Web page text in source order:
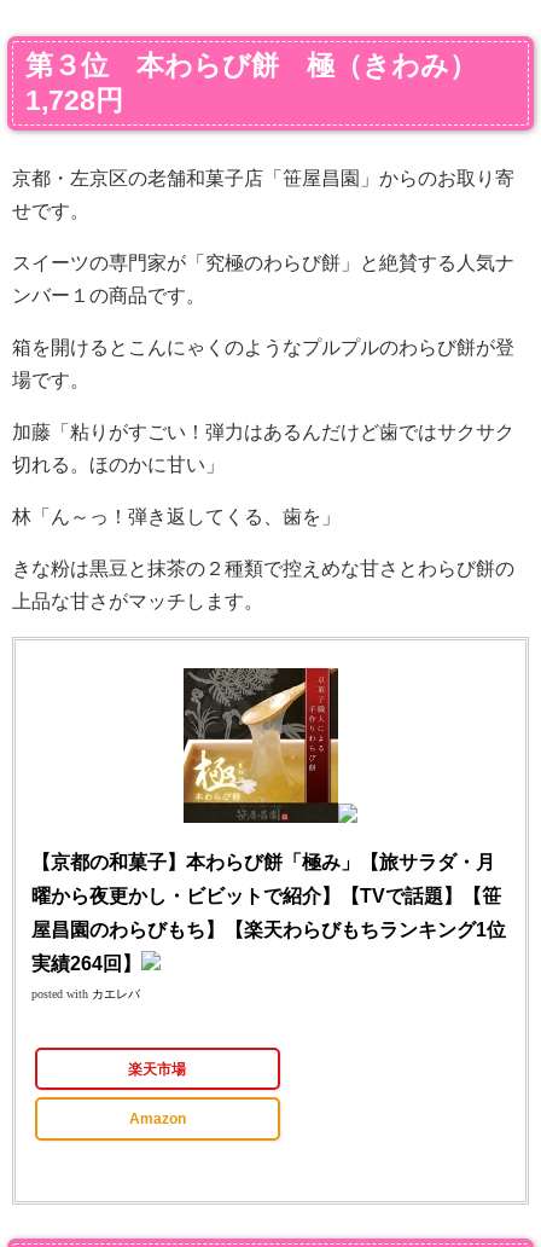
第３位 本わらび餅 極（きわみ）
1,728円
京都・左京区の老舗和菓子店「笹屋昌園」からのお取り寄
せです。
スイーツの専門家が「究極のわらび餅」と絶賛する人気ナ
ンバー１の商品です。
箱を開けるとこんにゃくのようなプルプルのわらび餅が登
場です。
加藤「粘りがすごい！弾力はあるんだけど歯ではサクサク
切れる。ほのかに甘い」
林「ん～っ！弾き返してくる、歯を」
きな粉は黒豆と抹茶の２種類で控えめな甘さとわらび餅の
上品な甘さがマッチします。
【京都の和菓子】本わらび餅「極み」【旅サラダ・月
曜から夜更かし・ビビットで紹介】【TVで話題】【笹
屋昌園のわらびもち】【楽天わらびもちランキング1位
実績264回】
posted with カエレバ
楽天市場
Amazon